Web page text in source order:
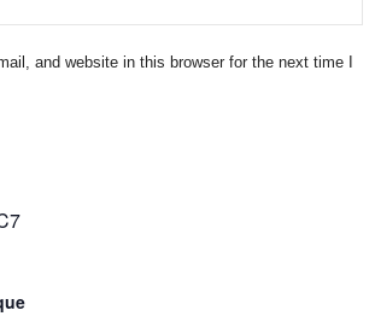
and website in this browser for the next time I